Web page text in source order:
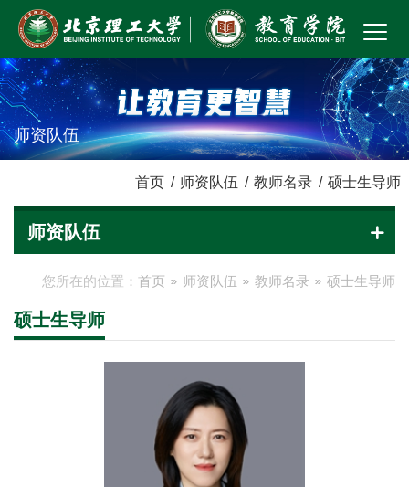
师资队伍
首页 / 师资队伍 / 教师名录 / 硕士生导师
师资队伍
您所在的位置： 首页 师资队伍 教师名录 硕士生导师
硕士生导师